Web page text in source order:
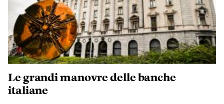
Le grandi manovre delle banche
italiane